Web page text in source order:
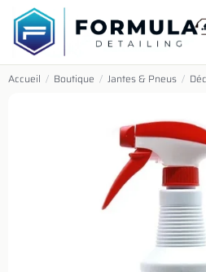
SE RENDRE AU CONTENU
Accueil / Boutique / Jantes & Pneus /